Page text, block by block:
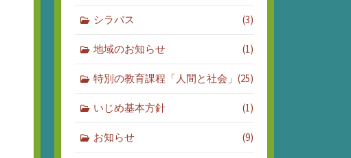
シラバス (3)
地域のお知らせ (1)
特別の教育課程「人間と社会」 (25)
いじめ基本方針 (1)
お知らせ (9)